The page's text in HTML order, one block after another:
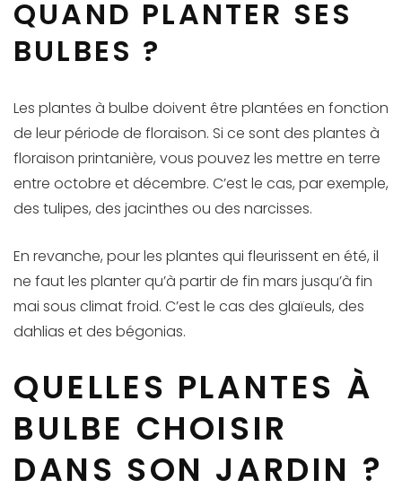
QUAND PLANTER SES
BULBES ?
Les plantes à bulbe doivent être plantées en fonction
de leur période de floraison. Si ce sont des plantes à
floraison printanière, vous pouvez les mettre en terre
entre octobre et décembre. C’est le cas, par exemple,
des tulipes, des jacinthes ou des narcisses.
En revanche, pour les plantes qui fleurissent en été, il
ne faut les planter qu’à partir de fin mars jusqu’à fin
mai sous climat froid. C’est le cas des glaïeuls, des
dahlias et des bégonias.
QUELLES PLANTES À
BULBE CHOISIR
DANS SON JARDIN ?